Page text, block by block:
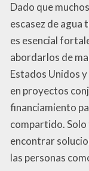
Dado que
escasez de agua
es esencial
abordarlos de
Estados Unidos
en proyectos
financiamiento
compartido.
encontrar
las personas